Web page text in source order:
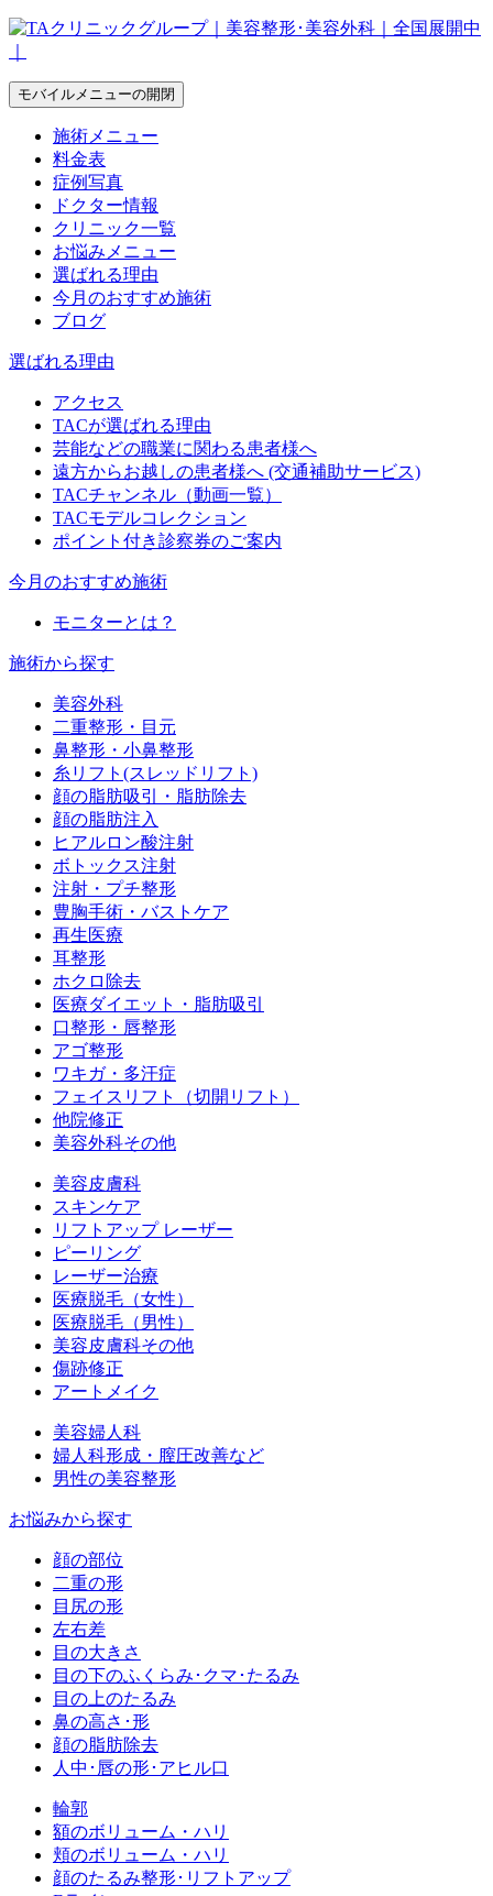
モバイルメニューの開閉
施術メニュー
料金表
症例写真
ドクター情報
クリニック一覧
お悩みメニュー
選ばれる理由
今月のおすすめ施術
ブログ
選ばれる理由
アクセス
TACが選ばれる理由
芸能などの職業に関わる患者様へ
遠方からお越しの患者様へ (交通補助サービス)
TACチャンネル（動画一覧）
TACモデルコレクション
ポイント付き診察券のご案内
今月のおすすめ施術
モニターとは？
施術から探す
美容外科
二重整形・目元
鼻整形・小鼻整形
糸リフト(スレッドリフト)
顔の脂肪吸引・脂肪除去
顔の脂肪注入
ヒアルロン酸注射
ボトックス注射
注射・プチ整形
豊胸手術・バストケア
再生医療
耳整形
ホクロ除去
医療ダイエット・脂肪吸引
口整形・唇整形
アゴ整形
ワキガ・多汗症
フェイスリフト（切開リフト）
他院修正
美容外科その他
美容皮膚科
スキンケア
リフトアップ レーザー
ピーリング
レーザー治療
医療脱毛（女性）
医療脱毛（男性）
美容皮膚科その他
傷跡修正
アートメイク
美容婦人科
婦人科形成・膣圧改善など
男性の美容整形
お悩みから探す
顔の部位
二重の形
目尻の形
左右差
目の大きさ
目の下のふくらみ･クマ･たるみ
目の上のたるみ
鼻の高さ･形
顔の脂肪除去
人中･唇の形･アヒル口
輪郭
額のボリューム・ハリ
頬のボリューム・ハリ
顔のたるみ整形･リフトアップ